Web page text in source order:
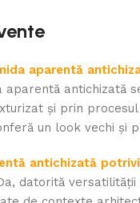
aparentă
aparentă antichizată
și prin
un look vechi și
antichizată
datorită